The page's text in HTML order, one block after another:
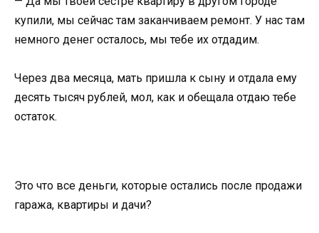
купили, мы сейчас там заканчиваем ремонт. У нас там
немного денег осталось, мы тебе их отдадим.
Через два месяца, мать пришла к сыну и отдала ему
десять тысяч рублей, мол, как и обещала отдаю тебе
остаток.
Это что все деньги, которые остались после продажи
гаража, квартиры и дачи?